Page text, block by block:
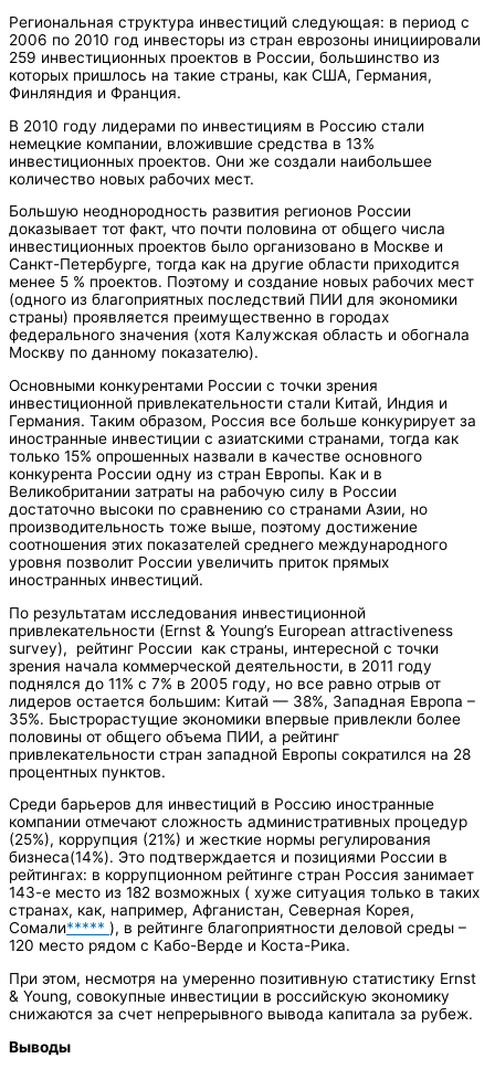
Региональная структура инвестиций следующая: в период с
2006 по 2010 год инвесторы из стран еврозоны инициировали
259 инвестиционных проектов в России, большинство из
которых пришлось на такие страны, как США, Германия,
Финляндия и Франция.
В 2010 году лидерами по инвестициям в Россию стали
немецкие компании, вложившие средства в 13%
инвестиционных проектов. Они же создали наибольшее
количество новых рабочих мест.
Большую неоднородность развития регионов России
доказывает тот факт, что почти половина от общего числа
инвестиционных проектов было организовано в Москве и
Санкт-Петербурге, тогда как на другие области приходится
менее 5 % проектов. Поэтому и создание новых рабочих мест
(одного из благоприятных последствий ПИИ для экономики
страны) проявляется преимущественно в городах
федерального значения (хотя Калужская область и обогнала
Москву по данному показателю).
Основными конкурентами России с точки зрения
инвестиционной привлекательности стали Китай, Индия и
Германия. Таким образом, Россия все больше конкурирует за
иностранные инвестиции с азиатскими странами, тогда как
только 15% опрошенных назвали в качестве основного
конкурента России одну из стран Европы. Как и в
Великобритании затраты на рабочую силу в России
достаточно высоки по сравнению со странами Азии, но
производительность тоже выше, поэтому достижение
соотношения этих показателей среднего международного
уровня позволит России увеличить приток прямых
иностранных инвестиций.
По результатам исследования инвестиционной
привлекательности (Ernst & Young’s European attractiveness
survey), рейтинг России как страны, интересной с точки
зрения начала коммерческой деятельности, в 2011 году
поднялся до 11% с 7% в 2005 году, но все равно отрыв от
лидеров остается большим: Китай — 38%, Западная Европа –
35%. Быстрорастущие экономики впервые привлекли более
половины от общего объема ПИИ, а рейтинг
привлекательности стран западной Европы сократился на 28
процентных пунктов.
Среди барьеров для инвестиций в Россию иностранные
компании отмечают сложность административных процедур
(25%), коррупция (21%) и жесткие нормы регулирования
бизнеса(14%). Это подтверждается и позициями России в
рейтингах: в коррупционном рейтинге стран Россия занимает
143-е место из 182 возможных ( хуже ситуация только в таких
странах, как, например, Афганистан, Северная Корея,
Сомали***** ), в рейтинге благоприятности деловой среды –
120 место рядом с Кабо-Верде и Коста-Рика.
При этом, несмотря на умеренно позитивную статистику Ernst
& Young, совокупные инвестиции в российскую экономику
снижаются за счет непрерывного вывода капитала за рубеж.
Выводы